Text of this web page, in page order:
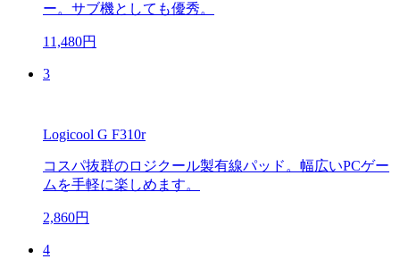
ー。サブ機としても優秀。
11,480円
3
Logicool G F310r
コスパ抜群のロジクール製有線パッド。幅広いPCゲー
ムを手軽に楽しめます。
2,860円
4